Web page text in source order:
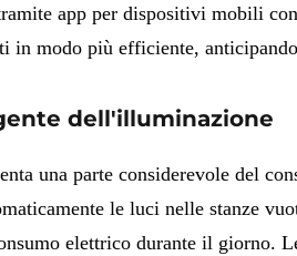
app per dispositivi mobili
in modo più efficiente,
dell'illuminazione
una parte considerevole del
le luci nelle stanze
elettrico durante il giorno.